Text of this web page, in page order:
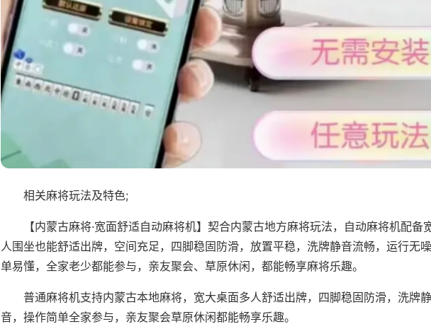
相关麻将玩法及特色;
【内蒙古麻将·宽面舒适自动麻将机】契合内蒙古地方麻将玩法，自动麻将机配备
人围坐也能舒适出牌，空间充足，四脚稳固防滑，放置平稳，洗牌静音流畅，运行无
单易懂，全家老少都能参与，亲友聚会、草原休闲，都能畅享麻将乐趣。
普通麻将机支持内蒙古本地麻将，宽大桌面多人舒适出牌，四脚稳固防滑，洗牌
音，操作简单全家参与，亲友聚会草原休闲都能畅享乐趣。